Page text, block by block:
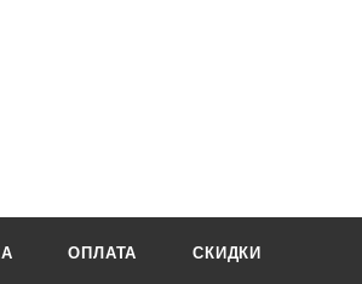
ОПЛАТА СКИДКИ